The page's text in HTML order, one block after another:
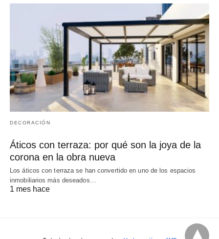
DECORACIÓN
Áticos con terraza: por qué son la joya de la
corona en la obra nueva
Los áticos con terraza se han convertido en uno de los espacios
inmobiliarios más deseados…
1 mes hace